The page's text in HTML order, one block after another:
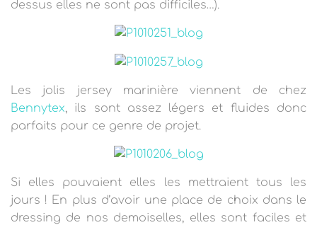
dessus elles ne sont pas difficiles…).
Les jolis jersey marinière viennent de chez
Bennytex, ils sont assez légers et fluides donc
parfaits pour ce genre de projet.
Si elles pouvaient elles les mettraient tous les
jours ! En plus d’avoir une place de choix dans le
dressing de nos demoiselles, elles sont faciles et